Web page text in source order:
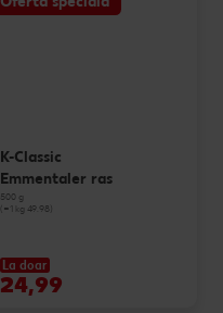
K-Classic
Emmentaler ras
500 g
(=1 kg 49.98)
La doar
24,99